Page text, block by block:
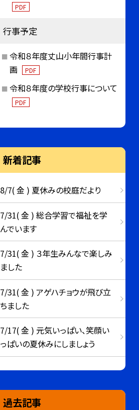
PDF
行事予定
令和８年度丈山小年間行事計
画
PDF
令和８年度の学校行事について
PDF
新着記事
8/7( 金 ) 夏休みの校庭だより
7/31( 金 ) 総合学習で福祉を学
んでいます
7/31( 金 ) ３年生みんなで楽しみ
ました
7/31( 金 ) アゲハチョウが飛び立
ちました
7/17( 金 ) 元気いっぱい、笑顔い
っぱいの夏休みにしましょう
過去記事